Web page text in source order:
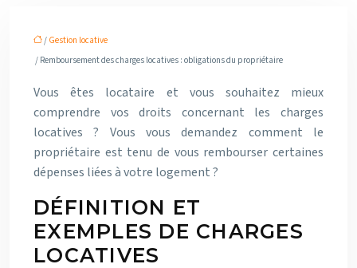
/ Gestion locative
/ Remboursement des charges locatives : obligations du propriétaire
Vous êtes locataire et vous souhaitez mieux
comprendre vos droits concernant les charges
locatives ? Vous vous demandez comment le
propriétaire est tenu de vous rembourser certaines
dépenses liées à votre logement ?
DÉFINITION ET
EXEMPLES DE CHARGES
LOCATIVES